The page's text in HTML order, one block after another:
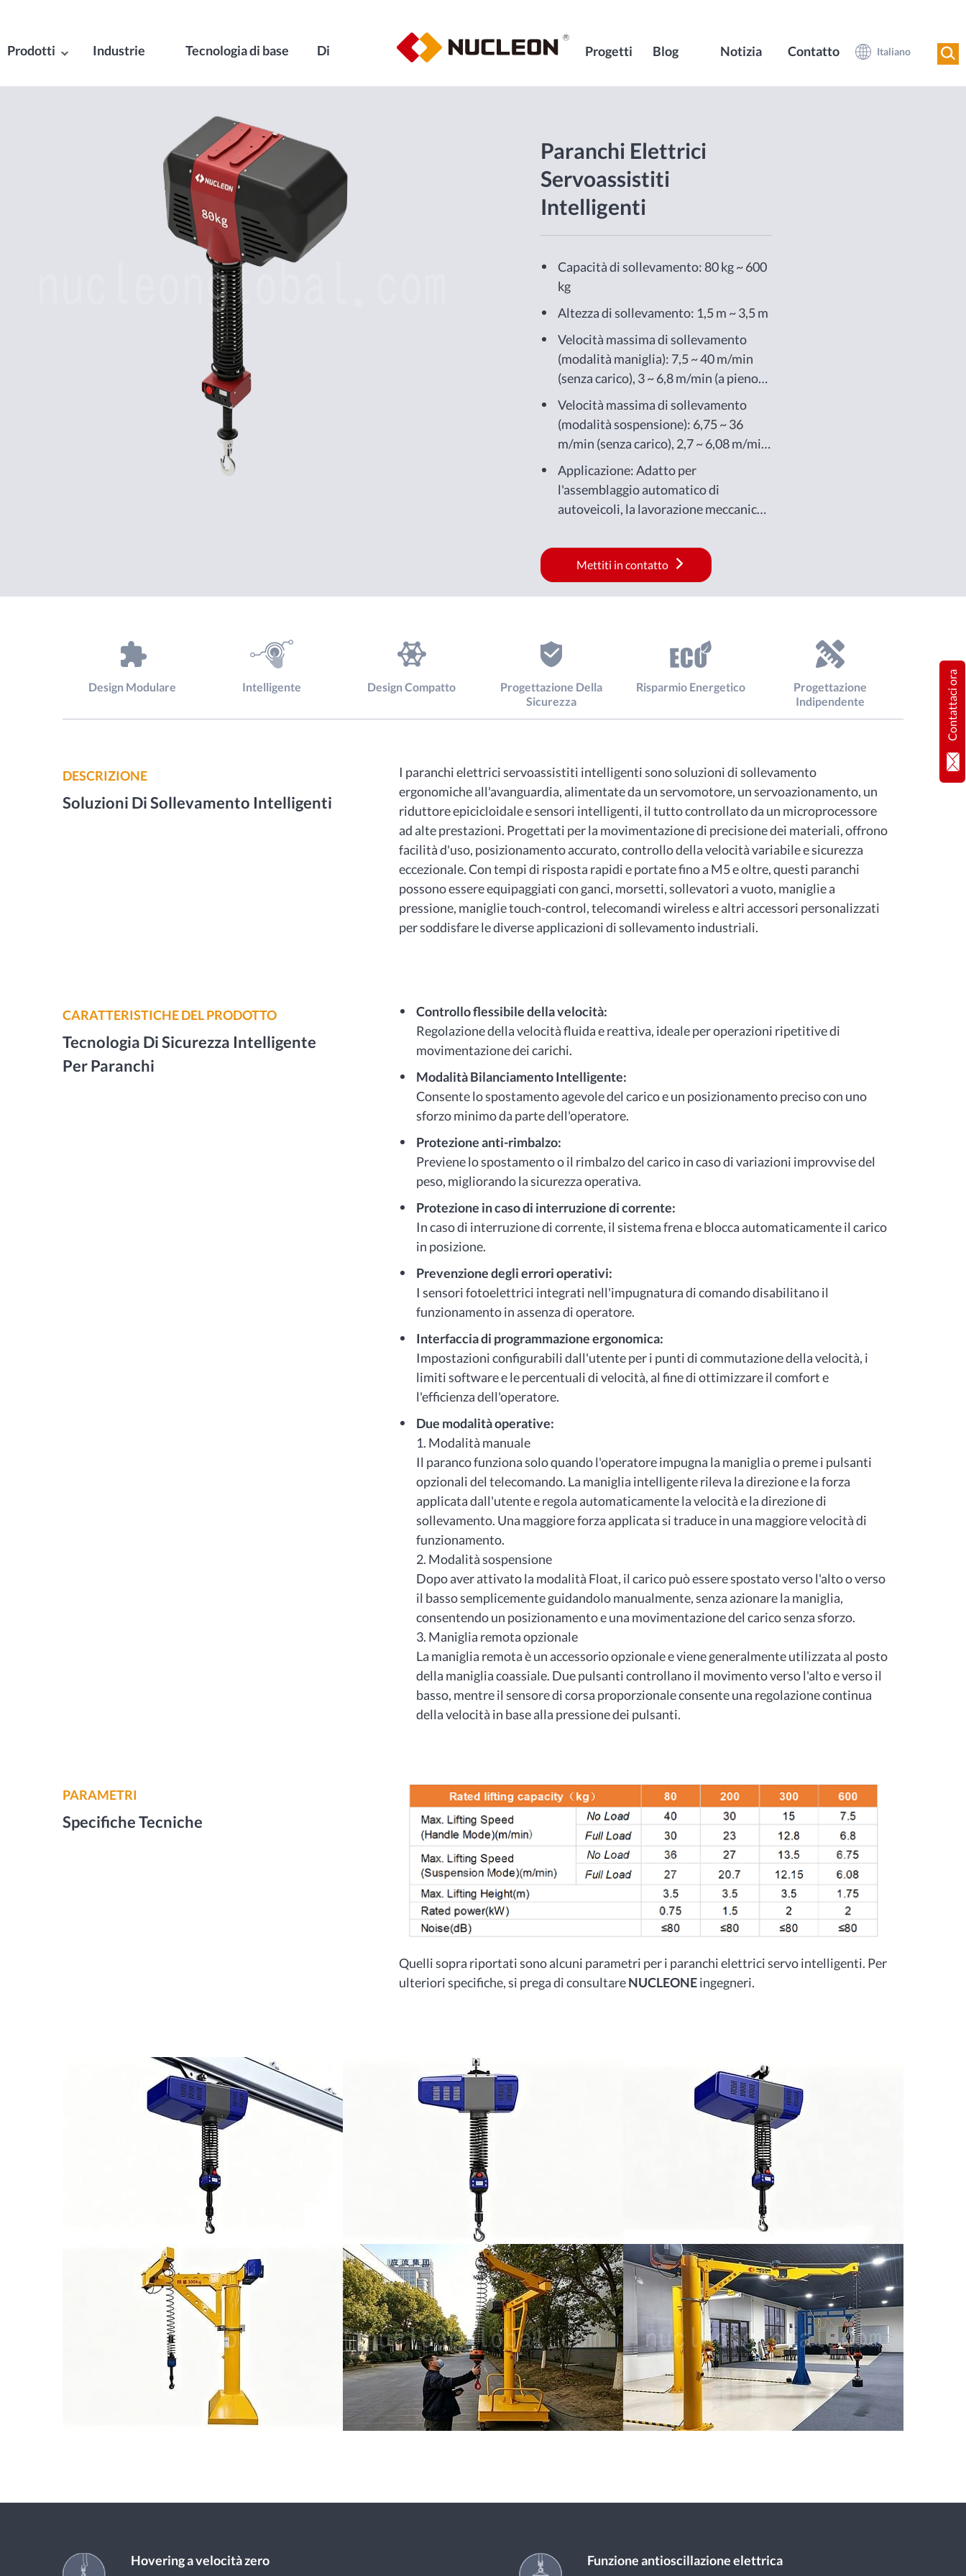
Prodotti Industrie Tecnologia di base Di Progetti Blog Notizia Contatto Italiano
Paranchi Elettrici
Servoassistiti
Intelligenti
Capacità di sollevamento: 80 kg ~ 600
kg
Altezza di sollevamento: 1,5 m ~ 3,5 m
Velocità massima di sollevamento
(modalità maniglia): 7,5 ~ 40 m/min
(senza carico), 3 ~ 6,8 m/min (a pieno
carico)
Velocità massima di sollevamento
(modalità sospensione): 6,75 ~ 36
m/min (senza carico), 2,7 ~ 6,08 m/min
(a pieno carico)
Applicazione: Adatto per
l'assemblaggio automatico di
autoveicoli, la lavorazione meccanica,
Mettiti in contatto
Design Modulare Intelligente Design Compatto
Progettazione Della
Sicurezza
Risparmio Energetico
Progettazione
Indipendente
DESCRIZIONE
Soluzioni Di Sollevamento Intelligenti
I paranchi elettrici servoassistiti intelligenti sono soluzioni di sollevamento
ergonomiche all'avanguardia, alimentate da un servomotore, un servoazionamento, un
riduttore epicicloidale e sensori intelligenti, il tutto controllato da un microprocessore
ad alte prestazioni. Progettati per la movimentazione di precisione dei materiali, offrono
facilità d'uso, posizionamento accurato, controllo della velocità variabile e sicurezza
eccezionale. Con tempi di risposta rapidi e portate fino a M5 e oltre, questi paranchi
possono essere equipaggiati con ganci, morsetti, sollevatori a vuoto, maniglie a
pressione, maniglie touch-control, telecomandi wireless e altri accessori personalizzati
per soddisfare le diverse applicazioni di sollevamento industriali.
CARATTERISTICHE DEL PRODOTTO
Tecnologia Di Sicurezza Intelligente
Per Paranchi
Controllo flessibile della velocità:
Regolazione della velocità fluida e reattiva, ideale per operazioni ripetitive di
movimentazione dei carichi.
Modalità Bilanciamento Intelligente:
Consente lo spostamento agevole del carico e un posizionamento preciso con uno
sforzo minimo da parte dell'operatore.
Protezione anti-rimbalzo:
Previene lo spostamento o il rimbalzo del carico in caso di variazioni improvvise del
peso, migliorando la sicurezza operativa.
Protezione in caso di interruzione di corrente:
In caso di interruzione di corrente, il sistema frena e blocca automaticamente il carico
in posizione.
Prevenzione degli errori operativi:
I sensori fotoelettrici integrati nell'impugnatura di comando disabilitano il
funzionamento in assenza di operatore.
Interfaccia di programmazione ergonomica:
Impostazioni configurabili dall'utente per i punti di commutazione della velocità, i
limiti software e le percentuali di velocità, al fine di ottimizzare il comfort e
l'efficienza dell'operatore.
Due modalità operative:
1. Modalità manuale
Il paranco funziona solo quando l'operatore impugna la maniglia o preme i pulsanti
opzionali del telecomando. La maniglia intelligente rileva la direzione e la forza
applicata dall'utente e regola automaticamente la velocità e la direzione di
sollevamento. Una maggiore forza applicata si traduce in una maggiore velocità di
funzionamento.
2. Modalità sospensione
Dopo aver attivato la modalità Float, il carico può essere spostato verso l'alto o verso
il basso semplicemente guidandolo manualmente, senza azionare la maniglia,
consentendo un posizionamento e una movimentazione del carico senza sforzo.
3. Maniglia remota opzionale
La maniglia remota è un accessorio opzionale e viene generalmente utilizzata al posto
della maniglia coassiale. Due pulsanti controllano il movimento verso l'alto e verso il
basso, mentre il sensore di corsa proporzionale consente una regolazione continua
della velocità in base alla pressione dei pulsanti.
PARAMETRI
Specifiche Tecniche
Quelli sopra riportati sono alcuni parametri per i paranchi elettrici servo intelligenti. Per
ulteriori specifiche, si prega di consultareNUCLEONEingegneri.
Hovering a velocità zero Funzione antioscillazione elettrica
Contattaci ora